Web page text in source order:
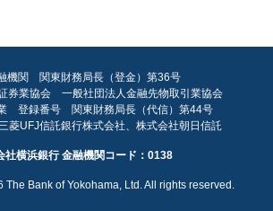
機関 関東財務局長（登金）第36号
券業協会 一般社団法人金融先物取引業協会
登録番号 関東財務局長（代信）第44号
菱UFJ信託銀行株式会社、株式会社朝日信託
社横浜銀行 金融機関コード：0138
The Bank of Yokohama, Ltd. All rights reserved.